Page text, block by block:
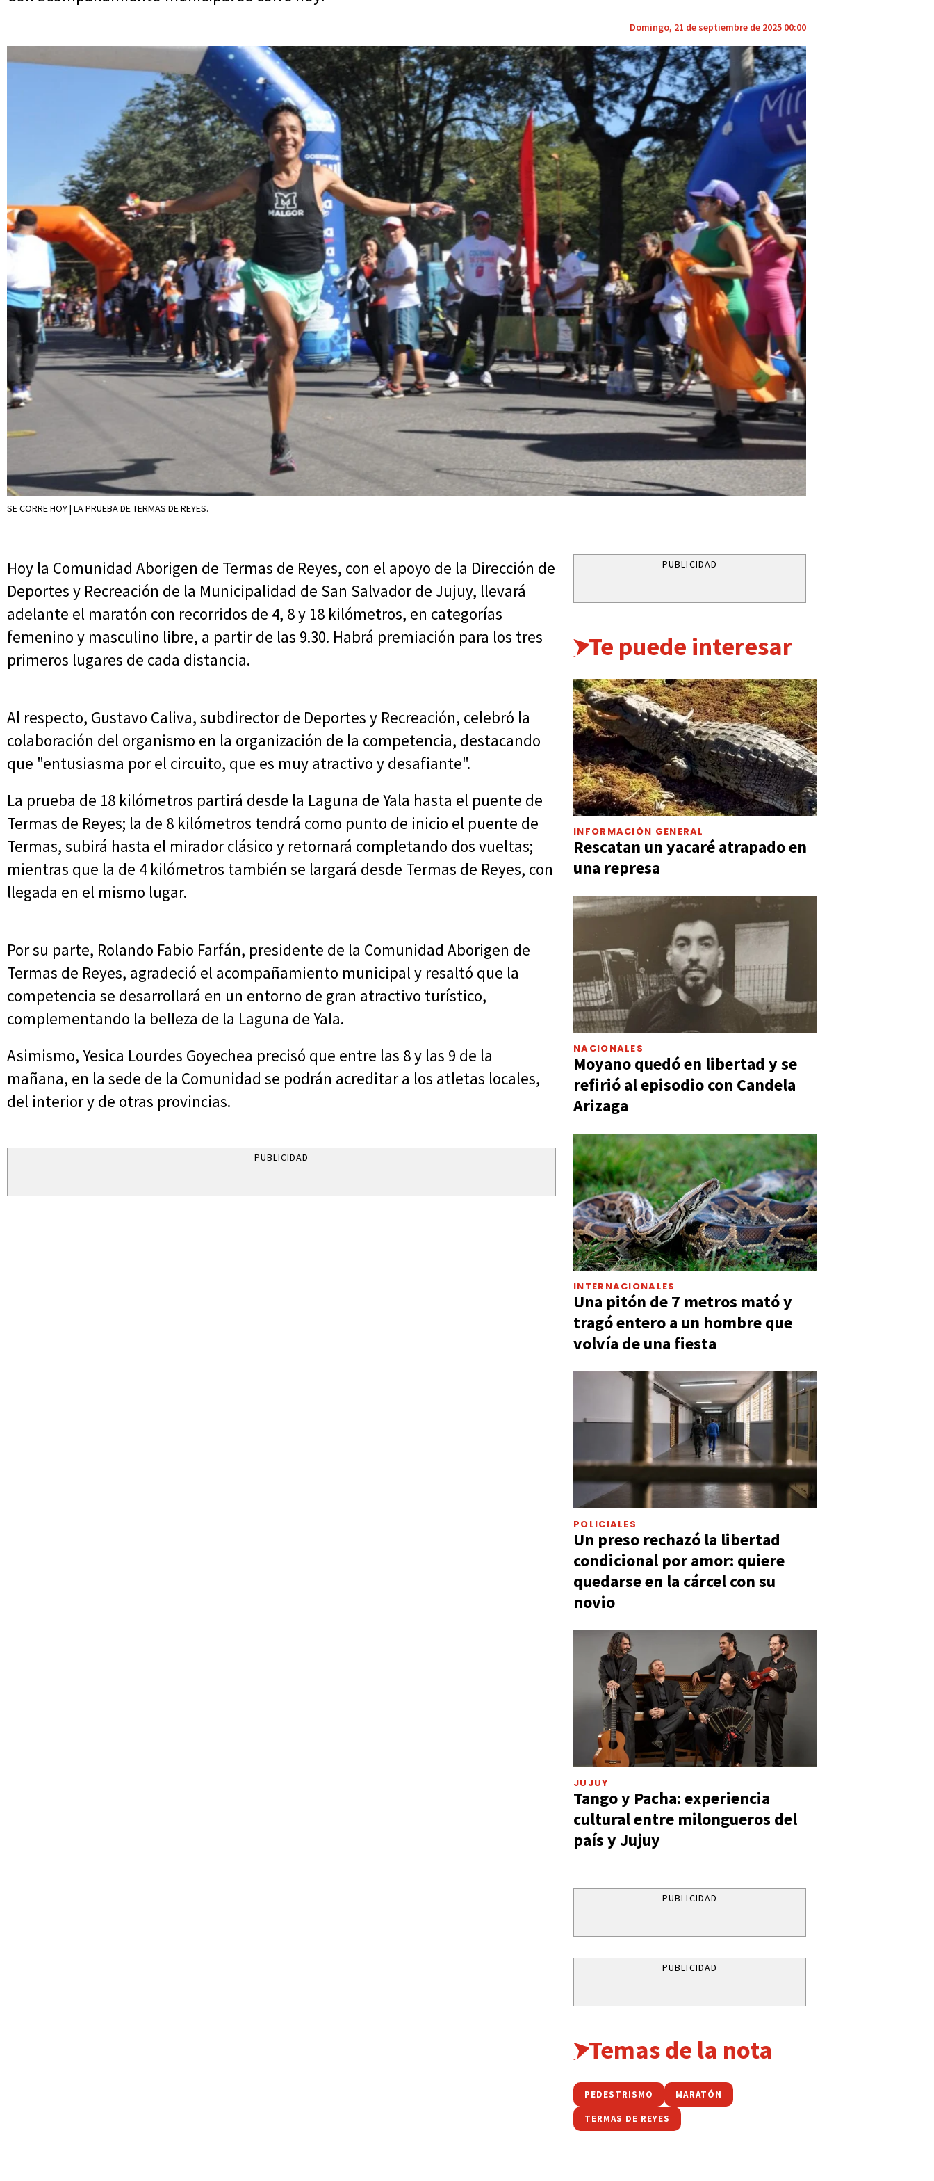
Domingo, 21 de septiembre de 2025 00:00
SE CORRE HOY | LA PRUEBA DE TERMAS DE REYES.
Hoy la Comunidad Aborigen de Termas de Reyes, con el apoyo de la Dirección de
Deportes y Recreación de la Municipalidad de San Salvador de Jujuy, llevará
adelante el maratón con recorridos de 4, 8 y 18 kilómetros, en categorías
femenino y masculino libre, a partir de las 9.30. Habrá premiación para los tres
primeros lugares de cada distancia.
Al respecto, Gustavo Caliva, subdirector de Deportes y Recreación, celebró la
colaboración del organismo en la organización de la competencia, destacando
que "entusiasma por el circuito, que es muy atractivo y desafiante".
La prueba de 18 kilómetros partirá desde la Laguna de Yala hasta el puente de
Termas de Reyes; la de 8 kilómetros tendrá como punto de inicio el puente de
Termas, subirá hasta el mirador clásico y retornará completando dos vueltas;
mientras que la de 4 kilómetros también se largará desde Termas de Reyes, con
llegada en el mismo lugar.
Por su parte, Rolando Fabio Farfán, presidente de la Comunidad Aborigen de
Termas de Reyes, agradeció el acompañamiento municipal y resaltó que la
competencia se desarrollará en un entorno de gran atractivo turístico,
complementando la belleza de la Laguna de Yala.
Asimismo, Yesica Lourdes Goyechea precisó que entre las 8 y las 9 de la
mañana, en la sede de la Comunidad se podrán acreditar a los atletas locales,
del interior y de otras provincias.
PUBLICIDAD
PUBLICIDAD
Te puede interesar
INFORMACIÓN GENERAL
Rescatan un yacaré atrapado en
una represa
NACIONALES
Moyano quedó en libertad y se
refirió al episodio con Candela
Arizaga
INTERNACIONALES
Una pitón de 7 metros mató y
tragó entero a un hombre que
volvía de una fiesta
POLICIALES
Un preso rechazó la libertad
condicional por amor: quiere
quedarse en la cárcel con su
novio
JUJUY
Tango y Pacha: experiencia
cultural entre milongueros del
país y Jujuy
PUBLICIDAD
PUBLICIDAD
Temas de la nota
PEDESTRISMO MARATÓN
TERMAS DE REYES